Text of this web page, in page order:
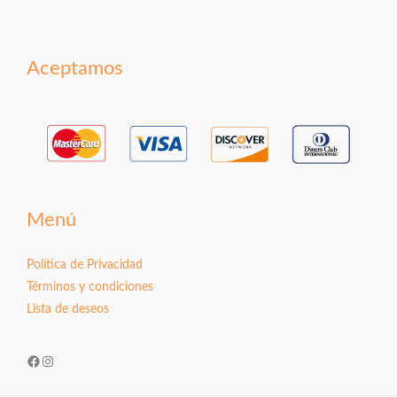
Aceptamos
Menú
Política de Privacidad
Términos y condiciones
Lista de deseos
Facebook
Instagram